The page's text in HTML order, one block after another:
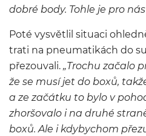
dobré body. Tohle je pro
Poté vysvětlil situaci
trati na pneumatikách do
přezouvali. „Trochu začalo
že se musí jet do boxů,
a ze začátku to bylo v
zhoršovalo i na druhé
boxů. Ale i kdybychom